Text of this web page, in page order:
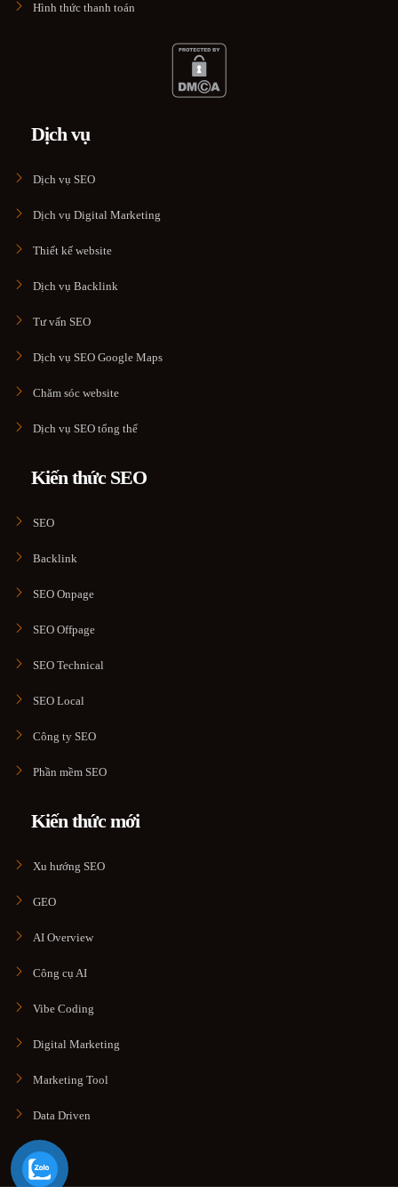
Hình thức thanh toán
Dịch vụ
Dịch vụ SEO
Dịch vụ Digital Marketing
Thiết kế website
Dịch vụ Backlink
Tư vấn SEO
Dịch vụ SEO Google Maps
Chăm sóc website
Dịch vụ SEO tổng thể
Kiến thức SEO
SEO
Backlink
SEO Onpage
SEO Offpage
SEO Technical
SEO Local
Công ty SEO
Phần mềm SEO
Kiến thức mới
Xu hướng SEO
GEO
AI Overview
Công cụ AI
Vibe Coding
Digital Marketing
Marketing Tool
Data Driven